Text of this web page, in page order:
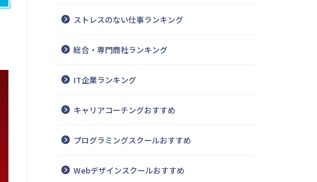
ストレスのない仕事ランキング
総合・専門商社ランキング
IT企業ランキング
キャリアコーチングおすすめ
プログラミングスクールおすすめ
Webデザインスクールおすすめ